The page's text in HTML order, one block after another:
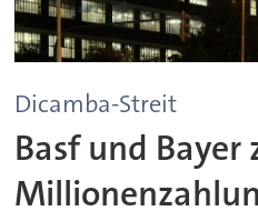
Dicamba-Streit
Basf und Bayer